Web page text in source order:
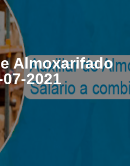
Almoxarifado
2021